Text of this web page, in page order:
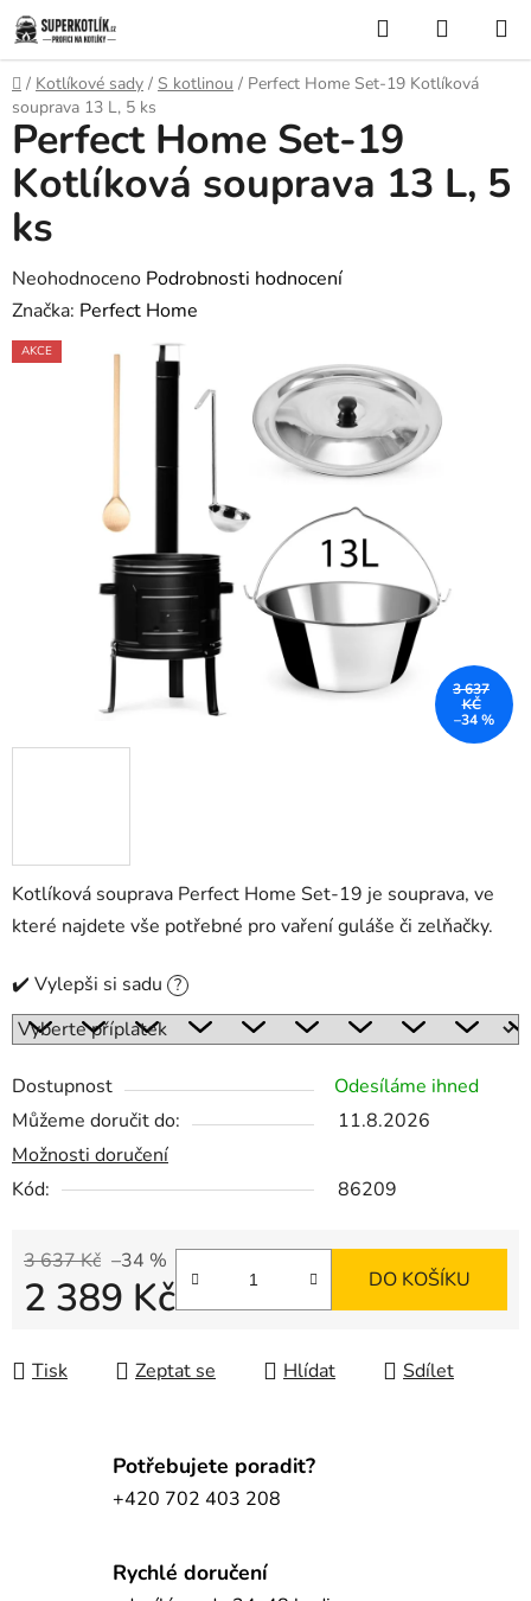
Přejít
na
obsah
Hledat
KOŠÍK
Domů
/ Kotlíkové sady / S kotlinou / Perfect Home Set-19 Kotlíková
souprava 13 L, 5 ks
Kotlíková souprava Perfect Home Set-19 je souprava, ve
které najdete vše potřebné pro vaření guláše či zelňačky.
✔️ Vylepši si sadu ?
Dostupnost
Odesíláme ihned
Můžeme doručit do:
11.8.2026
Možnosti doručení
Kód:
86209
3 637 Kč –34 %
2 389 Kč DO KOŠÍKU
Tisk Zeptat se Hlídat Sdílet
Perfect Home Set-19
Kotlíková souprava 13 L, 5
ks
Průměrné
hodnocení
produktu
Neohodnoceno Podrobnosti hodnocení
Značka: Perfect Home
AKCE
3 637
KČ
–34 %
Potřebujete poradit?
+420 702 403 208
Rychlé doručení